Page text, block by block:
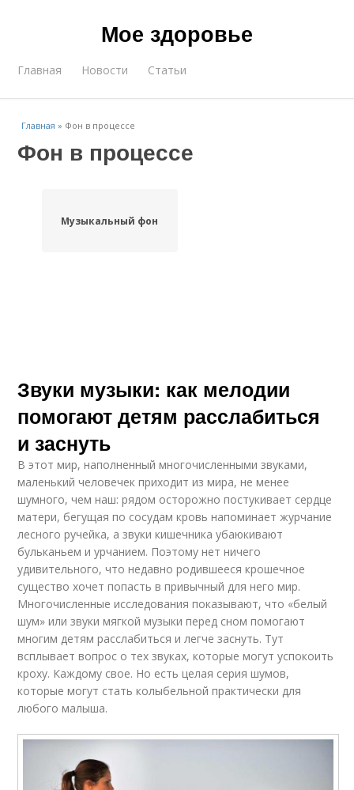
Мое здоровье
Главная Новости Статьи
Главная » Фон в процессе
Фон в процессе
Музыкальный фон
Звуки музыки: как мелодии
помогают детям расслабиться
и заснуть
В этот мир, наполненный многочисленными звуками,
маленький человечек приходит из мира, не менее
шумного, чем наш: рядом осторожно постукивает сердце
матери, бегущая по сосудам кровь напоминает журчание
лесного ручейка, а звуки кишечника убаюкивают
бульканьем и урчанием. Поэтому нет ничего
удивительного, что недавно родившееся крошечное
существо хочет попасть в привычный для него мир.
Многочисленные исследования показывают, что «белый
шум» или звуки мягкой музыки перед сном помогают
многим детям расслабиться и легче заснуть. Тут
всплывает вопрос о тех звуках, которые могут успокоить
кроху. Каждому свое. Но есть целая серия шумов,
которые могут стать колыбельной практически для
любого малыша.